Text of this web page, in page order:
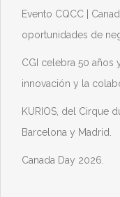
Evento CQCC |
oportunidades de
CGI celebra 50 años
innovación y la
KURIOS, del Cirque
Barcelona y Madrid.
Canada Day 2026.